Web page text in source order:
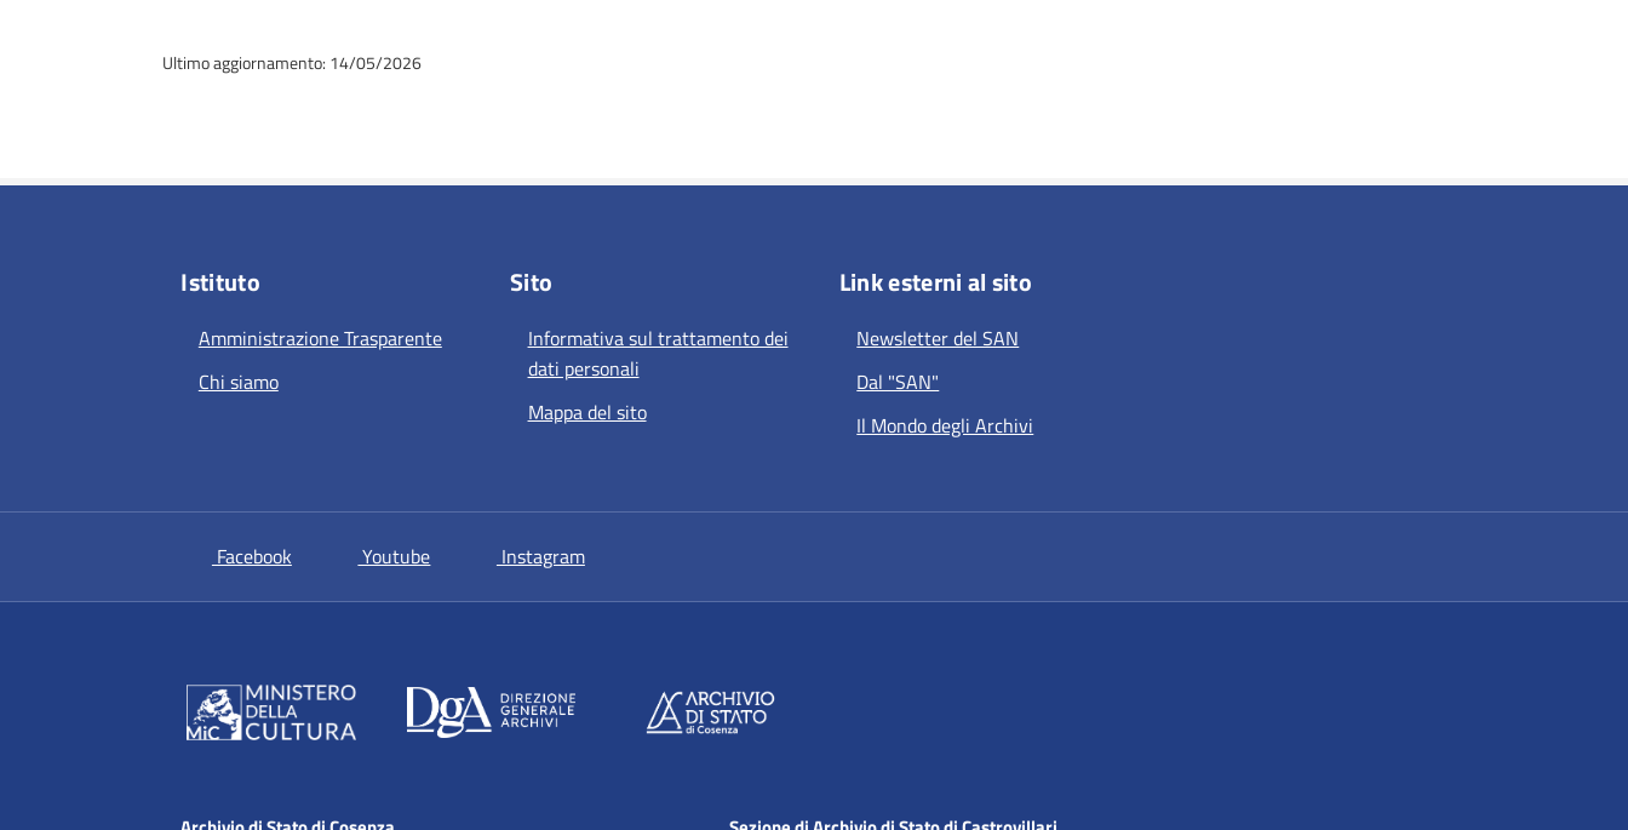
Ultimo aggiornamento: 14/05/2026
Istituto
Amministrazione Trasparente
Chi siamo
Sito
Informativa sul trattamento dei
dati personali
Mappa del sito
Link esterni al sito
Newsletter del SAN
Dal "SAN"
Il Mondo degli Archivi
Facebooksi apre in una nuova scheda
Youtubesi apre in una nuova scheda
Instagramsi apre in una nuova scheda